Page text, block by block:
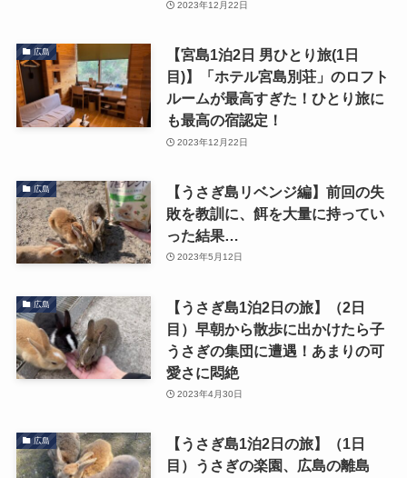
2023年12月22日
広島
【宮島1泊2日 男ひとり旅(1日
目)】「ホテル宮島別荘」のロフト
ルームが最高すぎた！ひとり旅に
も最高の宿認定！
2023年12月22日
広島
【うさぎ島リベンジ編】前回の失
敗を教訓に、餌を大量に持ってい
った結果…
2023年5月12日
広島
【うさぎ島1泊2日の旅】（2日
目）早朝から散歩に出かけたら子
うさぎの集団に遭遇！あまりの可
愛さに悶絶
2023年4月30日
広島
【うさぎ島1泊2日の旅】（1日
目）うさぎの楽園、広島の離島